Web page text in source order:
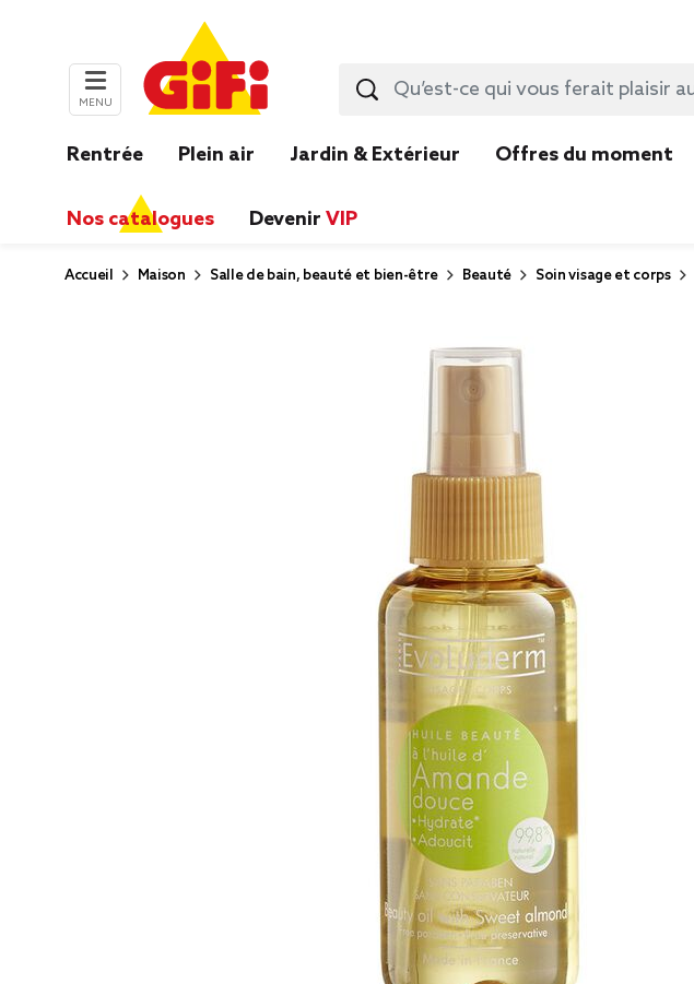
MENU
Rentrée Plein air Jardin & Extérieur Offres du moment
Nos catalogues Devenir VIP
Accueil Maison Salle de bain, beauté et bien-être Beauté Soin visage et corps